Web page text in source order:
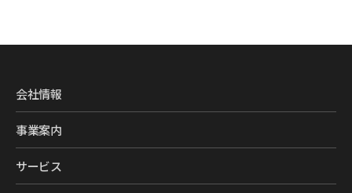
会社情報
事業案内
サービス